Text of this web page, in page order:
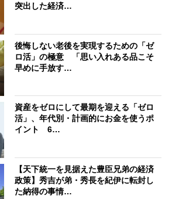
突出した経済…
後悔しない老後を実現するための「ゼ
ロ活」の極意 「思い入れある品こそ
早めに手放す…
資産をゼロにして最期を迎える「ゼロ
活」、年代別・計画的にお金を使うポ
イント 6…
【天下統一を見据えた豊臣兄弟の経済
政策】秀吉が弟・秀長を紀伊に転封し
た納得の事情…